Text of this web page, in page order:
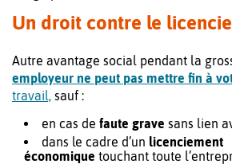
Un droit contre le
Autre avantage social pendant la
employeur ne peut pas mettre fin à
travail, sauf :
en cas de faute grave sans lien
dans le cadre d’un licenciement
économique touchant toute